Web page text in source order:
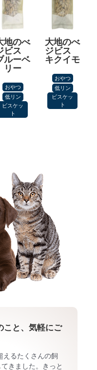
地のべ
ビス
ルーベ
リー
おやつ
低リン
ビスケッ
ト
大地のべ
ジビス
キクイモ
おやつ
低リン
ビスケッ
ト
こと、気軽にご
えるたくさんの飼
きました。きっと